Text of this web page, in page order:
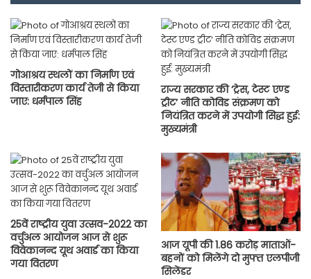
गोआश्रय स्थलों का निर्माण एवं
विस्तारीकरण कार्य तेजी से किया
जाए: धर्मपाल सिंह
राज्य सरकार की ‘ट्रेस, टेस्ट एण्ड
ट्रीट’ नीति कोविड संक्रमण को
नियंत्रित करने में उपयोगी सिद्ध हुई:
मुख्यमंत्री
25वें राष्ट्रीय युवा उत्सव-2022 का
वर्चुअल आयोजन आज से शुरू
विवेकानन्द यूथ अवार्ड का किया
गया वितरण
आज यूपी की 1.86 करोड़ माताओं-
बहनों को मिलेंगे दो मुफ्त एलपीजी
सिलेंडर